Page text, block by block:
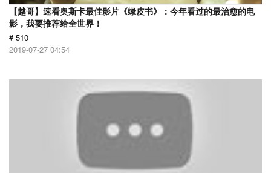
【越哥】速看奥斯卡最佳影片《绿皮书》：今年看过的最治愈的电
影，我要推荐给全世界！
# 510
2019-07-27 04:54